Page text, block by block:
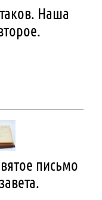
Наша
письмо